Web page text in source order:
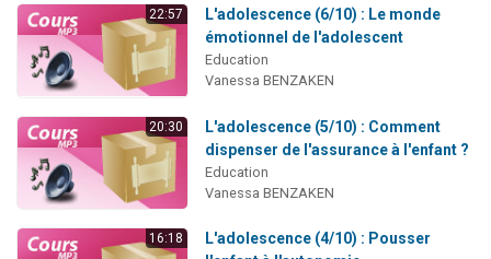
22:57
L'adolescence (6/10) : Le monde
émotionnel de l'adolescent
Education
Vanessa BENZAKEN
20:30
L'adolescence (5/10) : Comment
dispenser de l'assurance à l'enfant ?
Education
Vanessa BENZAKEN
16:18
L'adolescence (4/10) : Pousser